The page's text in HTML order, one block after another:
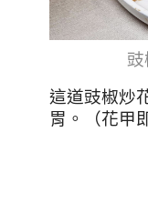
豉
這道豉椒炒
胃。（花甲